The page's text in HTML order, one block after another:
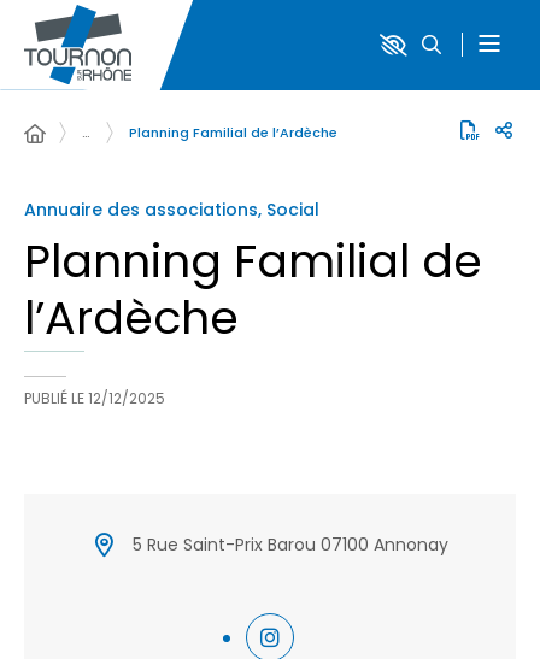
… Planning Familial de l’Ardèche
Annuaire des associations, Social
Planning Familial de
l’Ardèche
PUBLIÉ LE12/12/2025
5 Rue Saint-Prix Barou 07100 Annonay